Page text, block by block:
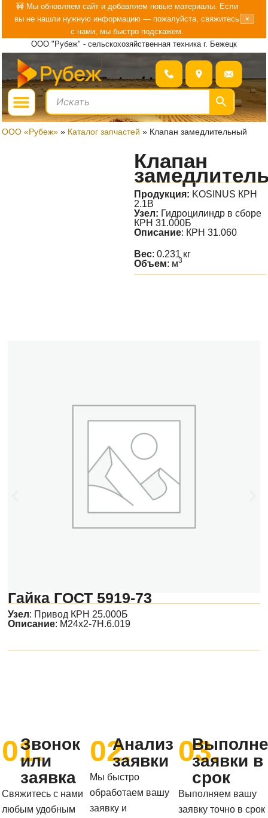
Перейти
содержимому
🚧 Мы обновляем сайт и добавляем новые материалы. Если
вы не нашли нужную информацию — пожалуйста, свяжитесь
с нами, мы быстро подскажем.
×
ООО "Рубеж" - сельскохозяйственная техника г. Бежецк
Menu
ООО «Рубеж» » Каталог запчастей » Клапан замедлительный
Клапан
Продукция: KOSINUS КРН
2.1B
Узел: Гидроцилиндр в сборе
КРН 31.000Б
Описание: КРН 31.060
Вес: 0.231 кг
Объем: м3
Гайка ГОСТ 5919-73
Узел: Привод КРН 25.000Б
Описание: М24х2-7Н.6.019
01.
Звонок
или
заявка
Свяжитесь с нами
любым удобным
02.Анализ
заявки
Мы быстро
обработаем вашу
заявку и
03.
заявки в
срок
Выполняем вашу
заявку точно в срок